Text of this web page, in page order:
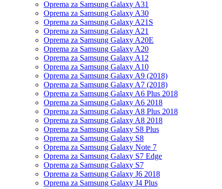
Oprema za Samsung Galaxy A31
Oprema za Samsung Galaxy A30
Oprema za Samsung Galaxy A21S
Oprema za Samsung Galaxy A21
Oprema za Samsung Galaxy A20E
Oprema za Samsung Galaxy A20
Oprema za Samsung Galaxy A12
Oprema za Samsung Galaxy A10
Oprema za Samsung Galaxy A9 (2018)
Oprema za Samsung Galaxy A7 (2018)
Oprema za Samsung Galaxy A6 Plus 2018
Oprema za Samsung Galaxy A6 2018
Oprema za Samsung Galaxy A8 Plus 2018
Oprema za Samsung Galaxy A8 2018
Oprema za Samsung Galaxy S8 Plus
Oprema za Samsung Galaxy S8
Oprema za Samsung Galaxy Note 7
Oprema za Samsung Galaxy S7 Edge
Oprema za Samsung Galaxy S7
Oprema za Samsung Galaxy J6 2018
Oprema za Samsung Galaxy J4 Plus